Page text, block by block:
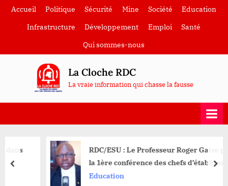
SkipAccueil Politique Sécurité Mine Société
Education
Infrastructure
Développement Emploi
Santé
Qui sommes-nous
La Cloche RDC
La vraie information qui chasse la fausse
RDC/ESU : Le Professeur Roger Gaise préside
la 1ère conférence des chefs d’établissements
de la ville d’Isiro
Education
prev